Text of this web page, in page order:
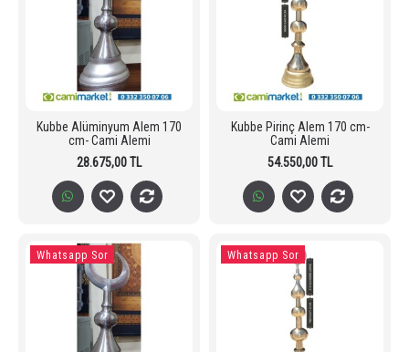
Kubbe Alüminyum Alem 170
cm- Cami Alemi
28.675,00 TL
Kubbe Pirinç Alem 170 cm-
Cami Alemi
54.550,00 TL
Whatsapp Sor Whatsapp Sor